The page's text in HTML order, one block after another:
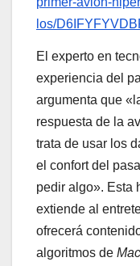
los/
El experto en
experiencia del
argumenta que
respuesta de la
trata de usar los
el confort del
pedir algo». Esta
extiende al
ofrecerá
algoritmos de